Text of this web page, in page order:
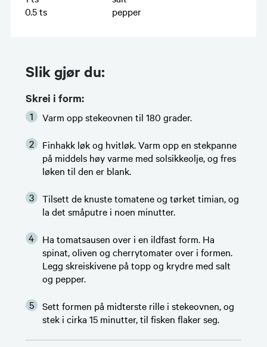
0.5ts pepper
Slik gjør du:
Skrei i form:
Varm opp stekeovnen til 180 grader.
Finhakk løk og hvitløk. Varm opp en stekpanne
på middels høy varme med solsikkeolje, og fres
løken til den er blank.
Tilsett de knuste tomatene og tørket timian, og
la det småputre i noen minutter.
Ha tomatsausen over i en ildfast form. Ha
spinat, oliven og cherrytomater over i formen.
Legg skreiskivene på topp og krydre med salt
og pepper.
Sett formen på midterste rille i stekeovnen, og
stek i cirka 15 minutter, til fisken flaker seg.